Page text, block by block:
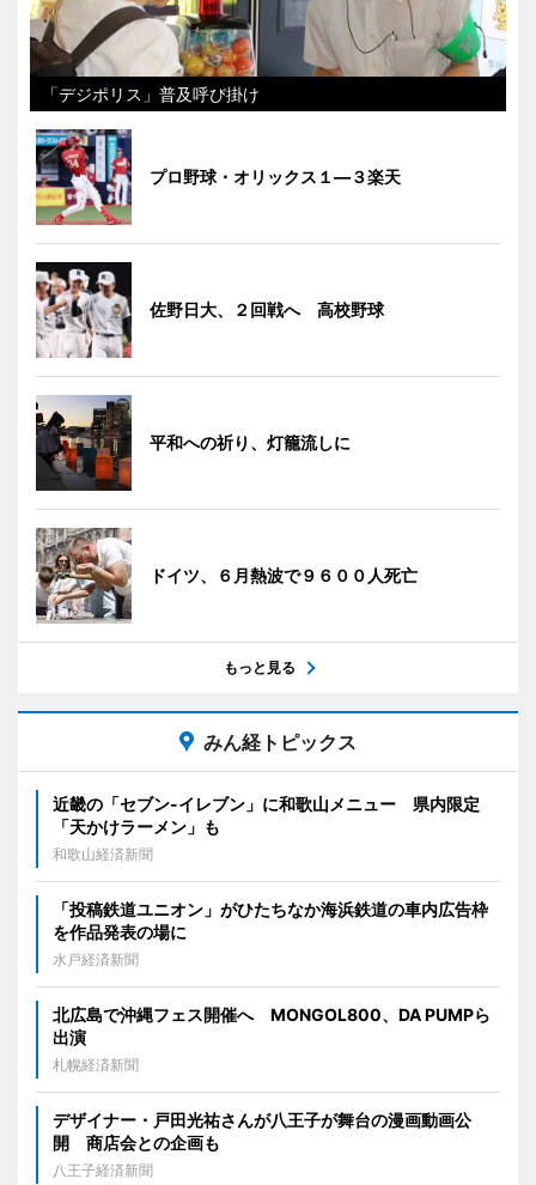
「デジポリス」普及呼び掛け
プロ野球・オリックス１―３楽天
佐野日大、２回戦へ 高校野球
平和への祈り、灯籠流しに
ドイツ、６月熱波で９６００人死亡
もっと見る
みん経トピックス
近畿の「セブン-イレブン」に和歌山メニュー 県内限定
「天かけラーメン」も
和歌山経済新聞
「投稿鉄道ユニオン」がひたちなか海浜鉄道の車内広告枠
を作品発表の場に
水戸経済新聞
北広島で沖縄フェス開催へ MONGOL800、DA PUMPら
出演
札幌経済新聞
デザイナー・戸田光祐さんが八王子が舞台の漫画動画公
開 商店会との企画も
八王子経済新聞